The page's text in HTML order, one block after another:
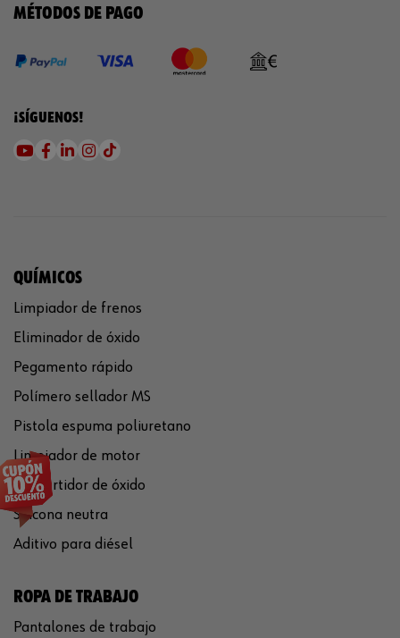
MÉTODOS DE PAGO
¡SÍGUENOS!
QUÍMICOS
Limpiador de frenos
Eliminador de óxido
Pegamento rápido
Polímero sellador MS
Pistola espuma poliuretano
Limpiador de motor
Convertidor de óxido
Silicona neutra
Aditivo para diésel
ROPA DE TRABAJO
Pantalones de trabajo